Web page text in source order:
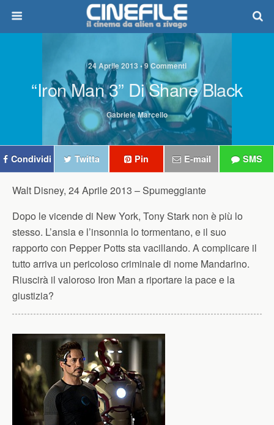
24 Aprile 2013 • 9 Commenti
“Iron Man 3” Di Shane Black
Gabriele Marcello
Condividi Twitta Pin E-mail SMS
Walt Disney, 24 Aprile 2013 – Spumeggiante
Dopo le vicende di New York, Tony Stark non è più lo
stesso. L’ansia e l’insonnia lo tormentano, e il suo
rapporto con Pepper Potts sta vacillando. A complicare il
tutto arriva un pericoloso criminale di nome Mandarino.
Riuscirà il valoroso Iron Man a riportare la pace e la
giustizia?